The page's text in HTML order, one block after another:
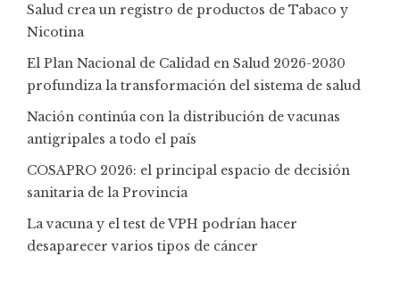
Salud crea un registro de productos de Tabaco y
Nicotina
El Plan Nacional de Calidad en Salud 2026-2030
profundiza la transformación del sistema de salud
Nación continúa con la distribución de vacunas
antigripales a todo el país
COSAPRO 2026: el principal espacio de decisión
sanitaria de la Provincia
La vacuna y el test de VPH podrían hacer
desaparecer varios tipos de cáncer